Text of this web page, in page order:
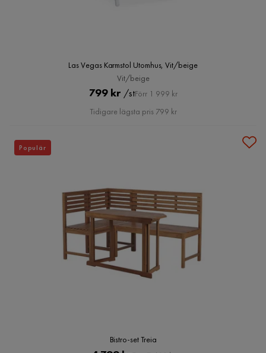
Las Vegas Karmstol Utomhus, Vit/beige
Vit/beige
Pris
799 kr /stOriginal
Pris
Förr 1 999 kr
Tidigare lägsta pris 799 kr
Bistro-set Treia
Populär